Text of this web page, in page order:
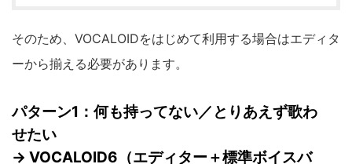
そのため、VOCALOIDをはじめて利用する場合はエディタ
ーから揃える必要があります。
パターン1：何も持ってない／とりあえず歌わ
せたい
→ VOCALOID6（エディター＋標準ボイスバ